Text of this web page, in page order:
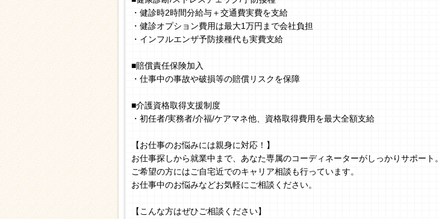
・健診時2時間分給与＋交通費実費を支給
・健診オプション費用は最大1万円まで会社負担
・インフルエンザ予防接種代も実費支給
■賠償責任保険加入
・仕事中の事故や破損等の賠償リスクを保障
■介護資格取得支援制度
・初任者/実務者/介福/ケアマネ他、資格取得費用を最大全額支給
【お仕事のお悩みには親身に対応！】
お仕事探しから就業中まで、あなた専属のコーディネーターがしっかりサポート。
ご希望の方にはご自宅近でのキャリア相談も行っています。
お仕事中のお悩みなどお気軽にご相談ください。
【こんな方はぜひご相談ください】